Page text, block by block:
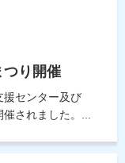
つり開催
援センター及び
されました。...